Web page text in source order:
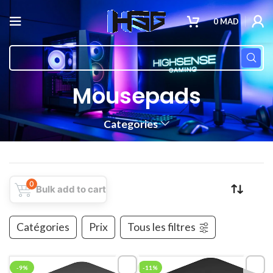
0MAD
Mousepads
Categories
0 Bulk add to cart
Catégories Prix Tous les filtres
-9% -11%